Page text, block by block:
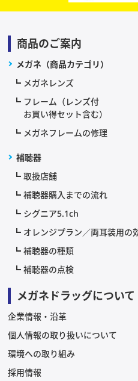
商品のご案内
メガネ（商品カテゴリ）
メガネレンズ
フレーム（レンズ付
お買い得セット含む）
メガネフレームの修理
補聴器
取扱店舗
補聴器購入までの流れ
シグニア5.1ch
オレンジプラン／両耳装用の
補聴器の種類
補聴器の点検
メガネドラッグについて
企業情報・沿革
個人情報の取り扱いについて
環境への取り組み
採用情報